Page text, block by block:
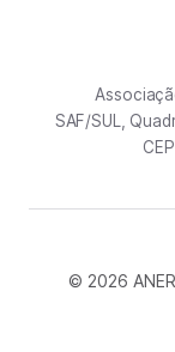
SAF/SUL,
© 2026